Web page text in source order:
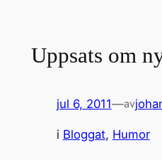
Uppsats om
jul 6, 2011—av
i Bloggat, Humor